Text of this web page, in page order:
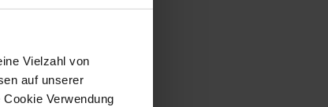
Vielzahl von
auf unserer
Verwendung